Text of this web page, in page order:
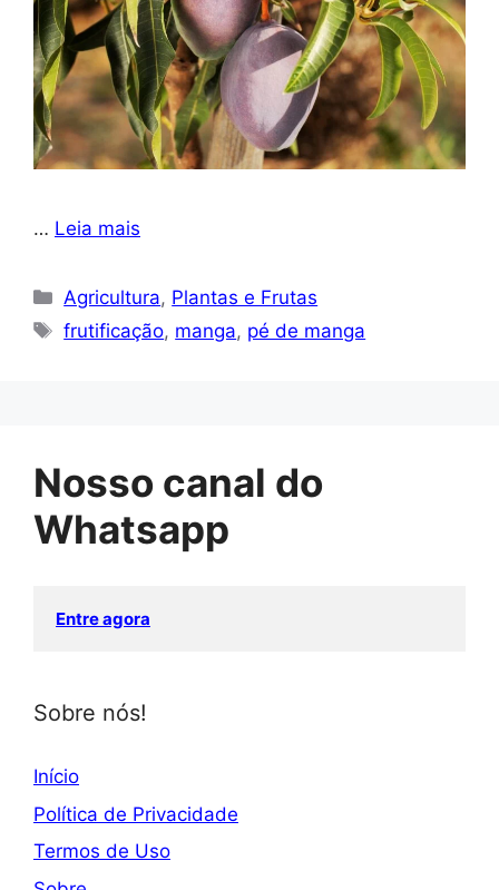
… Leia mais
Categorias
Agricultura, Plantas e Frutas
Tags
frutificação, manga, pé de manga
Nosso canal do
Whatsapp
Entre agora
Sobre nós!
Início
Política de Privacidade
Termos de Uso